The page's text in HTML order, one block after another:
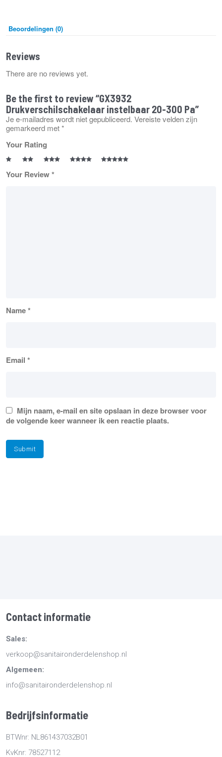
Beoordelingen (0)
Reviews
There are no reviews yet.
Be the first to review “GX3932
Drukverschilschakelaar instelbaar 20-300 Pa”
Je e-mailadres wordt niet gepubliceerd. Vereiste velden zijn
gemarkeerd met*
Your Rating
Your Review*
Name*
Email *
Mijn naam, e-mail en site opslaan in deze browser voor
de volgende keer wanneer ik een reactie plaats.
Contact informatie
Sales:
verkoop@sanitaironderdelenshop.nl
Algemeen:
info@sanitaironderdelenshop.nl
Bedrijfsinformatie
BTWnr: NL861437032B01
KvKnr: 78527112